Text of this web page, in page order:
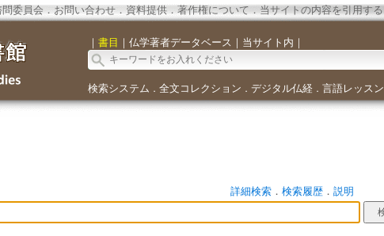
問委員会． お問い合わせ． 資料提供． 著作権について．当サイトの内容を引用する
｜ 書目 ｜ 仏学著者データベース ｜ 当サイト内 ｜
検索システム ． 全文コレクション ． デジタル仏経． 言語レッスン
詳細検索． 検索履歴． 説明